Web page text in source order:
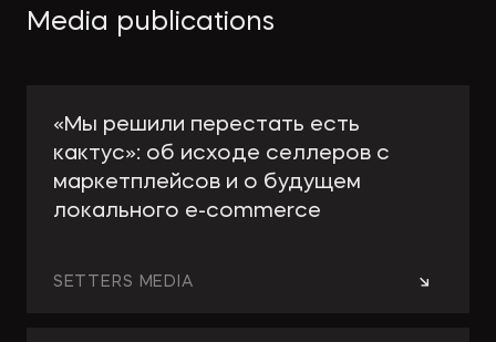
Media publications
«Мы решили перестать есть
кактус»: об исходе селлеров с
маркетплейсов и о будущем
локального e-сommerce
→
SETTERS MEDIA